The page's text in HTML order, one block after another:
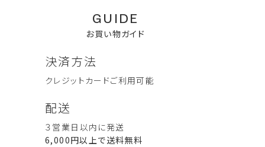
GUIDE
お買い物ガイド
決済方法
クレジットカードご利用可能
配送
３営業日以内に発送
6,000円以上で送料無料